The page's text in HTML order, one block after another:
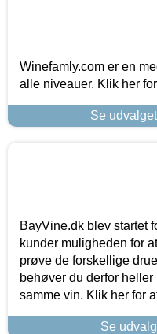
Winefamly.com er en
alle niveauer. Klik her
Se
BayVine.dk blev startet
kunder muligheden for
prøve de forskellige
behøver du derfor
samme vin. Klik her for
Se